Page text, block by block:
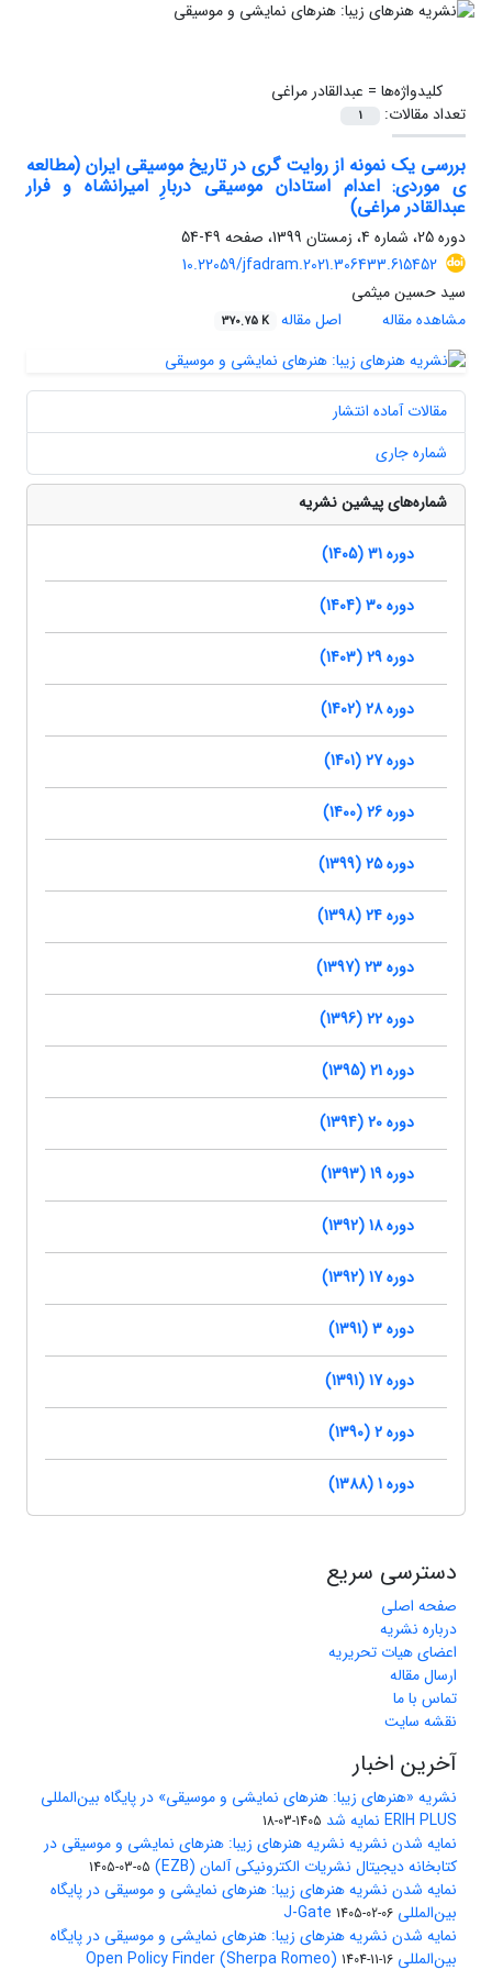
کلیدواژه‌ها = عبدالقادر مراغی
تعداد مقالات:
1
بررسی یک نمونه از روایت گری در تاریخ موسیقی ایران (مطالعه
ی موردی: اعدام استادان موسیقی دربارِ امیرانشاه و فرار
عبدالقادر مراغی)
دوره 25، شماره 4، زمستان 1399، صفحه
49-54
10.22059/jfadram.2021.306433.615452
سید حسین میثمی
مشاهده مقاله
اصل مقاله 370.75 K
مقالات آماده انتشار
شماره جاری
شماره‌های پیشین نشریه
دوره 31 (1405)
دوره 30 (1404)
دوره 29 (1403)
دوره 28 (1402)
دوره 27 (1401)
دوره 26 (1400)
دوره 25 (1399)
دوره 24 (1398)
دوره 23 (1397)
دوره 22 (1396)
دوره 21 (1395)
دوره 20 (1394)
دوره 19 (1393)
دوره 18 (1392)
دوره 17 (1392)
دوره 3 (1391)
دوره 17 (1391)
دوره 2 (1390)
دوره 1 (1388)
دسترسی سریع
صفحه اصلی
درباره نشریه
اعضای هیات تحریریه
ارسال مقاله
تماس با ما
نقشه سایت
آخرین اخبار
نشریه «هنرهای زیبا: هنرهای نمایشی و موسیقی» در پایگاه بین‌المللی
ERIH PLUS نمایه شد
1405-03-18
نمایه شدن نشریه نشریه هنرهای زیبا: هنرهای نمایشی و موسیقی در
کتابخانه دیجیتال نشریات الکترونیکی آلمان (EZB)
1405-03-05
نمایه شدن نشریه هنرهای زیبا: هنرهای نمایشی و موسیقی در پایگاه
بین‌المللی J-Gate 1405-02-06
نمایه شدن نشریه هنرهای زیبا: هنرهای نمایشی و موسیقی در پایگاه
بین‌المللی Open Policy Finder (Sherpa Romeo) 1404-11-16